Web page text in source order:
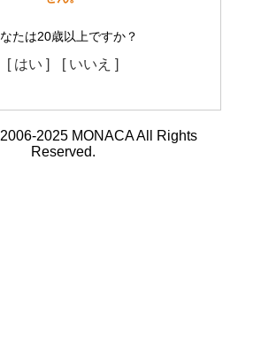
たは20歳以上ですか？
[ はい ] [ いいえ ]
2025 MONACA All Rights
Reserved.